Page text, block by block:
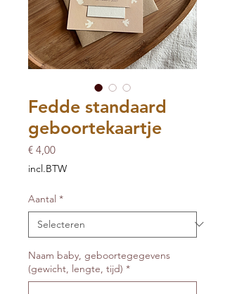
Fedde standaard
geboortekaartje
€ 4,00Prijs
incl.BTW
Aantal *
Naam baby, geboortegegevens
(gewicht, lengte, tijd) *